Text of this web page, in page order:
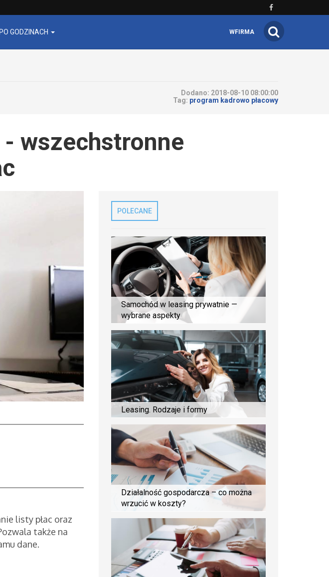
PO GODZINACH WFIRMA
Dodano: 2018-08-10 08:00:00
Tag: program kadrowo płacowy
wszechstronne
listy płac oraz
także na
dane.
POLECANE
Samochód w leasing prywatnie —
wybrane aspekty
Leasing. Rodzaje i formy
Działalność gospodarcza – co można
wrzucić w koszty?